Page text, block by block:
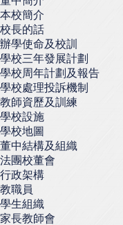
本校簡介
校長的話
辦學使命及校訓
學校三年發展計劃
學校周年計劃及報告
學校處理投訴機制
教師資歷及訓練
學校設施
學校地圖
董中結構及組織
法團校董會
行政架構
教職員
學生組織
家長教師會